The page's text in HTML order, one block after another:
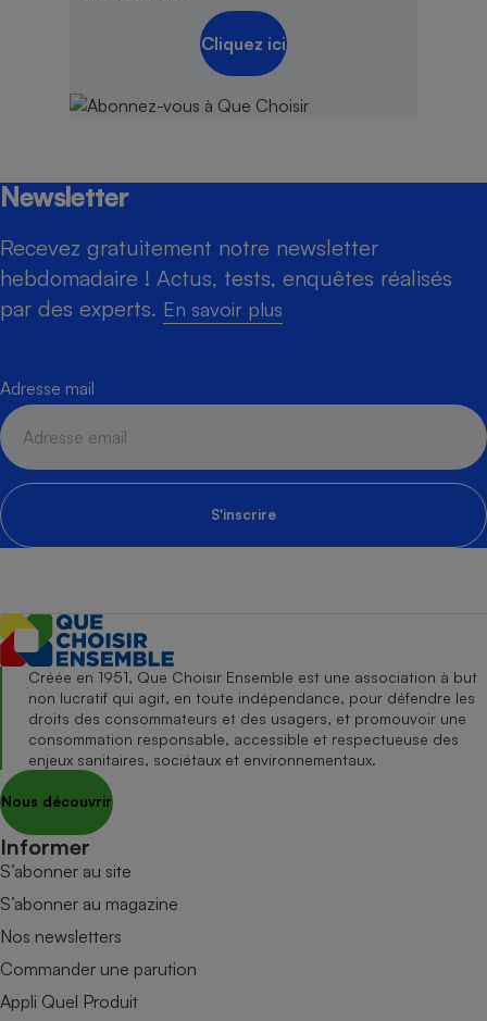
Cliquez ici
Newsletter
Recevez gratuitement notre newsletter
hebdomadaire ! Actus, tests, enquêtes réalisés
par des experts. En savoir plus
Adresse mail
S'inscrire
Créée en 1951, Que Choisir Ensemble est une association à but
non lucratif qui agit, en toute indépendance, pour défendre les
droits des consommateurs et des usagers, et promouvoir une
consommation responsable, accessible et respectueuse des
enjeux sanitaires, sociétaux et environnementaux.
Nous découvrir
Informer
S’abonner au site
S’abonner au magazine
Nos newsletters
Commander une parution
Appli Quel Produit